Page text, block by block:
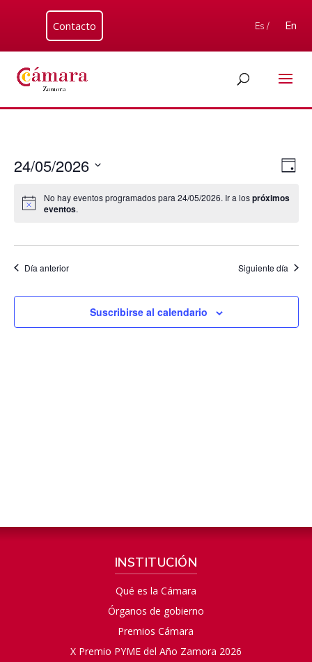
Contacto Es / En
de
de
de
Día
24/05/2026
fecha.
No hay eventos programados para 24/05/2026. Ir a lospróximos
eventos.
Día anterior Siguiente día
Suscribirse al calendario
INSTITUCIÓN
Qué es la Cámara
Órganos de gobierno
Premios Cámara
X Premio PYME del Año Zamora 2026